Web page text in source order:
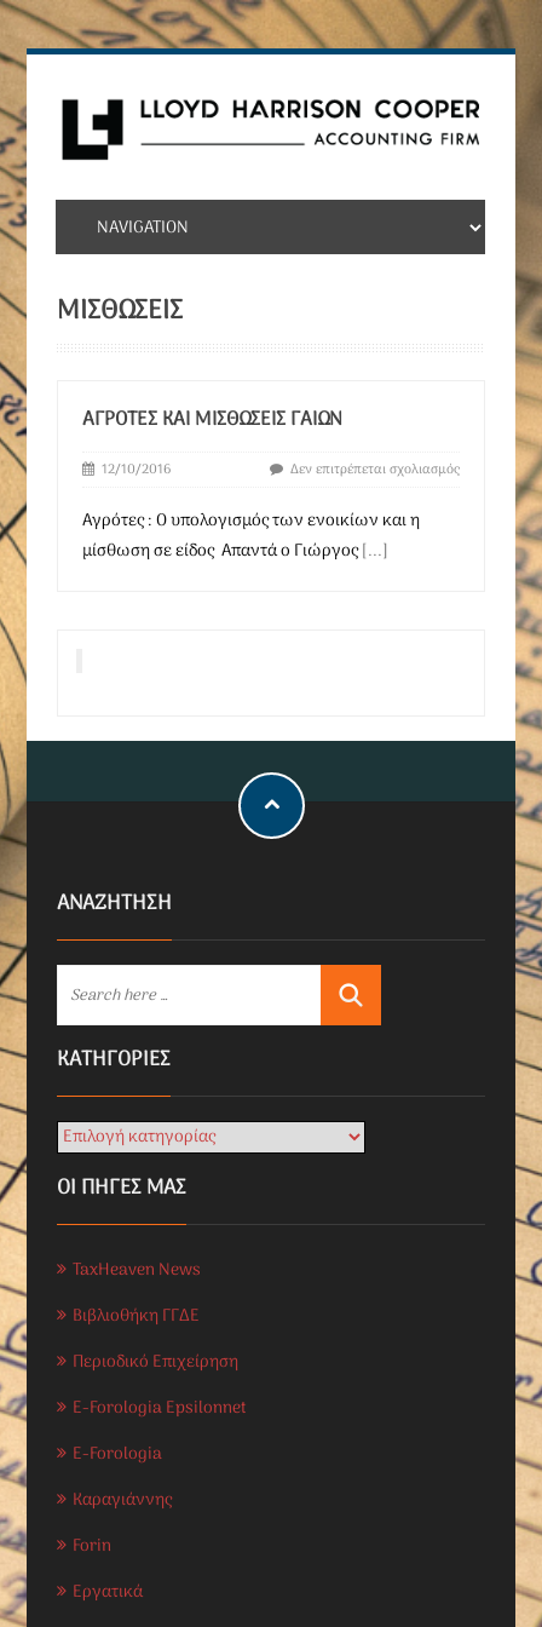
ΜΙΣΘΩΣΕΙΣ
ΑΓΡΌΤΕΣ ΚΑΙ ΜΙΣΘΏΣΕΙΣ ΓΑΙΩΝ
12/10/2016 Δεν επιτρέπεται σχολιασμός
Αγρότες : Ο υπολογισμός των ενοικίων και η
μίσθωση σε είδος Απαντά ο Γιώργος[...]
ΑΝΑΖΗΤΗΣΗ
KΑΤΗΓΟΡΊΕΣ
ΟΙ ΠΗΓΕΣ ΜΑΣ
TaxHeaven News
Βιβλιοθήκη ΓΓΔΕ
Περιοδικό Επιχείρηση
E-Forologia Epsilonnet
E-Forologia
Καραγιάννης
Forin
Εργατικά